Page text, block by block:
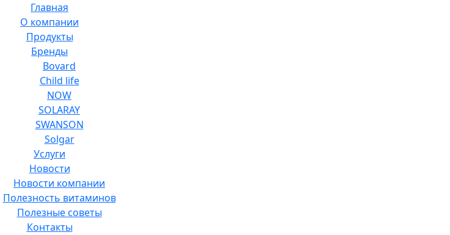
Главная
О компании
Продукты
Бренды
Bovard
Child life
NOW
SOLARAY
SWANSON
Solgar
Услуги
Новости
Новости компании
Полезность витаминов
Полезные советы
Контакты